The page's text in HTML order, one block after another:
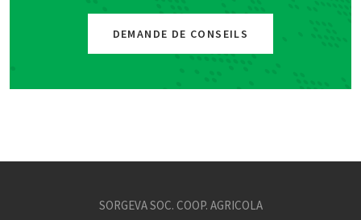
DEMANDE DE CONSEILS
SORGEVA SOC. COOP. AGRICOLA